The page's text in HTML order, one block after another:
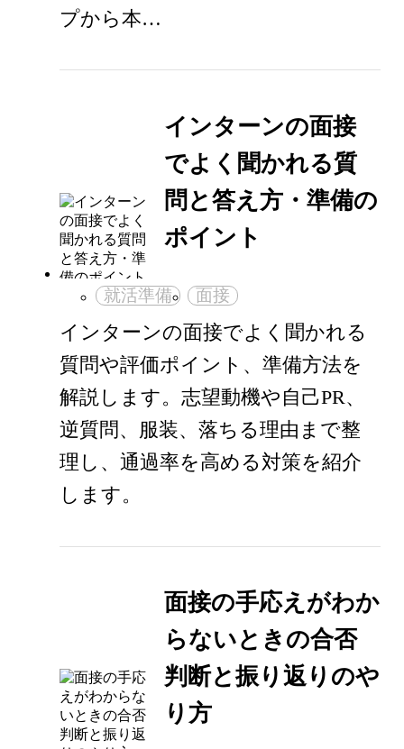
プから本…
インターンの面接
でよく聞かれる質
問と答え方・準備の
ポイント
就活準備 面接
インターンの面接でよく聞かれる
質問や評価ポイント、準備方法を
解説します。志望動機や自己PR、
逆質問、服装、落ちる理由まで整
理し、通過率を高める対策を紹介
します。
面接の手応えがわか
らないときの合否
判断と振り返りのや
り方